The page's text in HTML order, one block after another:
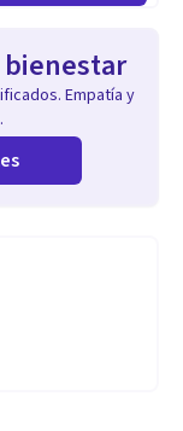
bienestar
Empatía y